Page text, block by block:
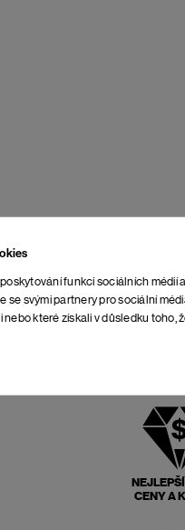
funkcí sociálních
se svými partnery pro sociální
které získali v důsledku toho,
CENY A